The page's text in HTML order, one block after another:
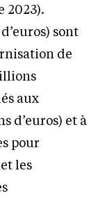
2023).
sont
de
aux
d’euros) et à
pour
les